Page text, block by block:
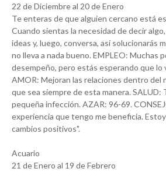
22 de Diciembre al 20 de Enero
Te enteras de que alguien cercano está
Cuando sientas la necesidad de decir
ideas y, luego, conversa, así solucionarás
no lleva a nada bueno. EMPLEO: Muchas
desempeño, pero estás esperando que lo
AMOR: Mejoran las relaciones dentro del
que sea siempre de esta manera. SALUD:
pequeña infección. AZAR: 96-69.
experiencia que tengo me beneficia.
cambios positivos".
Acuario
21 de Enero al 19 de Febrero